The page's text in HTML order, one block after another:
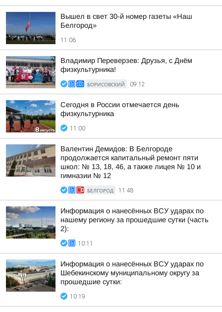
Вышел в свет 30-й номер газеты «Наш
Белгород»
11:06
Владимир Переверзев: Друзья, с Днём
физкультурника!
БОРИСОВСКИЙ 09:12
Сегодня в России отмечается день
физкультурника
11:00
Валентин Демидов: В Белгороде
продолжается капитальный ремонт пяти
школ: № 13, 18, 46, а также лицея № 10 и
гимназии № 12
БЕЛГОРОД 11:48
Информация о нанесённых ВСУ ударах по
нашему региону за прошедшие сутки (часть
2):
10:11
Информация о нанесённых ВСУ ударах по
Шебекинскому муниципальному округу за
прошедшие сутки:
10:19